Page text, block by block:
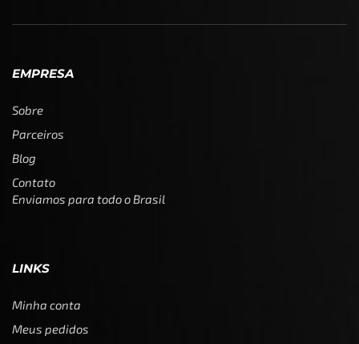
EMPRESA
Sobre
Parceiros
Blog
Contato
Enviamos para todo o Brasil
LINKS
Minha conta
Meus pedidos